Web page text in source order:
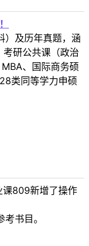
）及历年真题，涵
研公共课（政治
、国际商务硕
类同等学力申硕
809新增了操作
书目。